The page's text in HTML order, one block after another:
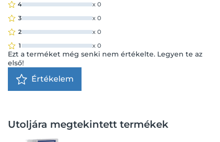
4
x 0
3
x 0
2
x 0
1
x 0
Ezt a terméket még senki nem értékelte. Legyen te az
első!
Értékelem
Utoljára megtekintett termékek